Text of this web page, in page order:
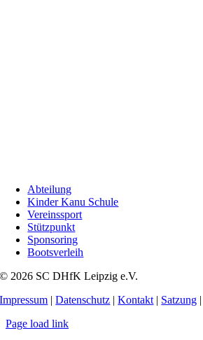
Abteilung
Kinder Kanu Schule
Vereinssport
Stützpunkt
Sponsoring
Bootsverleih
© 2026 SC DHfK Leipzig e.V.
Impressum |Datenschutz |Kontakt | Satzung |
Page load link